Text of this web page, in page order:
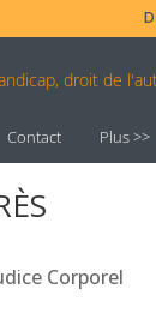
Contact Plus >>
Corporel